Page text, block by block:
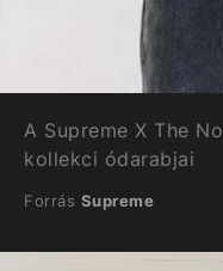
A Supreme X The
kollekci ódarabjai
Forrás Supreme